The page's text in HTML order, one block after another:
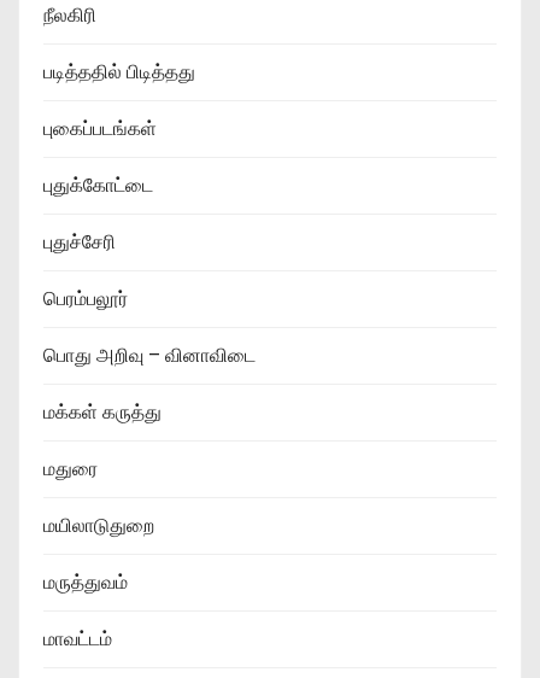
நீலகிரி
படித்ததில் பிடித்தது
புகைப்படங்கள்
புதுக்கோட்டை
புதுச்சேரி
பெரம்பலூர்
பொது அறிவு – வினாவிடை
மக்கள் கருத்து
மதுரை
மயிலாடுதுறை
மருத்துவம்
மாவட்டம்